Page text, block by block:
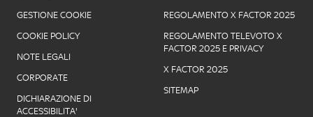
GESTIONE COOKIE
COOKIE POLICY
NOTE LEGALI
CORPORATE
DICHIARAZIONE DI
ACCESSIBILITA'
REGOLAMENTO X FACTOR 2025
REGOLAMENTO TELEVOTO X
FACTOR 2025 E PRIVACY
X FACTOR 2025
SITEMAP